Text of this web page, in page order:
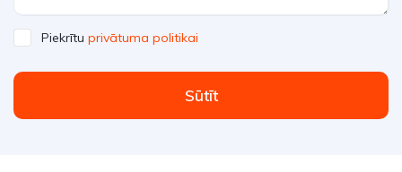
Piekrītu privātuma politikai
Sūtīt